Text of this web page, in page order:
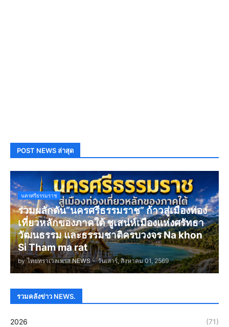
POST NEWS ล่าสุด
นครศรีธรรมราช
ร่วมผลักดัน“นครศรีธรรมราช” ก้าวสู่เมืองท่อง
เที่ยวหลักของภาคใต้ ชูเสน่ห์เมืองแห่งศรัทธา
วัฒนธรรม และธรรมชาติครบวงจร Na khon
Si Tham ma rat
by ไทยทราเวลเพรส NEWS - วันเสาร์, สิงหาคม 01, 2569
รวมคลังข่าว NEWS.
2026 (71)